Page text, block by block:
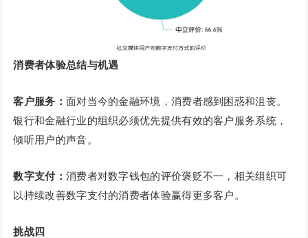
消费者体验总结与机遇
客户服务： 面对当今的金融环境，消费者感到困惑和沮丧。
银行和金融行业的组织必须优先提供有效的客户服务系统，
倾听用户的声音。
数字支付： 消费者对数字钱包的评价褒贬不一，相关组织可
以持续改善数字支付的消费者体验赢得更多客户。
挑战四